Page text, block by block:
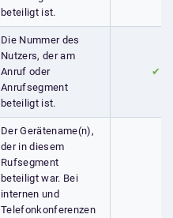
beteiligt ist.
Die Nummer des
Nutzers, der am
Anruf oder
Anrufsegment
beteiligt ist.
✔
Der Gerätename(n),
der in diesem
Rufsegment
beteiligt war. Bei
internen und
Telefonkonferenzen